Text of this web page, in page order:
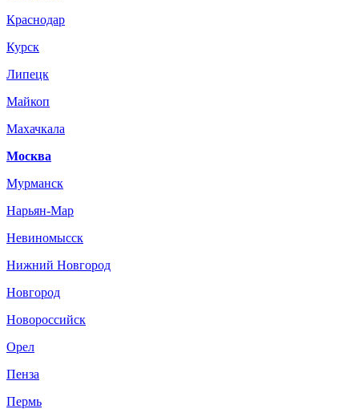
Краснодар
Курск
Липецк
Майкоп
Махачкала
Москва
Мурманск
Нарьян-Мар
Невиномысск
Нижний Новгород
Новгород
Новороссийск
Орел
Пенза
Пермь